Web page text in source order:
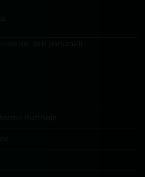
dei dati personali
Buttholz